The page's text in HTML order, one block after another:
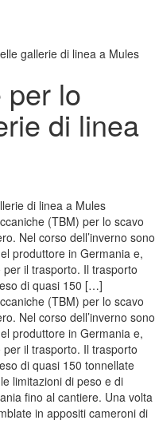
gallerie di linea a Mules
per lo
di linea
(TBM) per lo scavo
Nel corso dell’inverno sono
produttore in Germania e,
il trasporto. Il trasporto
di quasi 150 […]
(TBM) per lo scavo
Nel corso dell’inverno sono
produttore in Germania e,
il trasporto. Il trasporto
di quasi 150 tonnellate
limitazioni di peso e di
fino al cantiere. Una volta
in appositi cameroni di